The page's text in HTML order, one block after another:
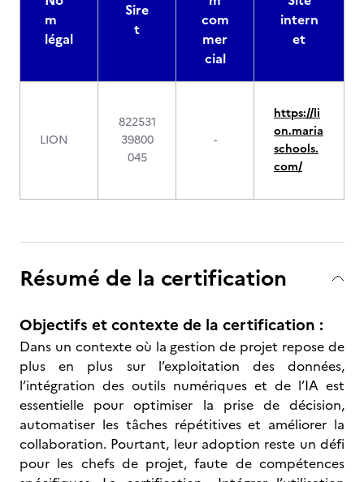
m
légal
Sire
t
com
mer
cial
intern
et
LION
822531
39800
045
-
https://li
on.maria
schools.
com/
Résumé de la certification
Objectifs et contexte de la certification :
Dans un contexte où la gestion de projet repose de
plus en plus sur l’exploitation des données,
l’intégration des outils numériques et de l’IA est
essentielle pour optimiser la prise de décision,
automatiser les tâches répétitives et améliorer la
collaboration. Pourtant, leur adoption reste un défi
pour les chefs de projet, faute de compétences